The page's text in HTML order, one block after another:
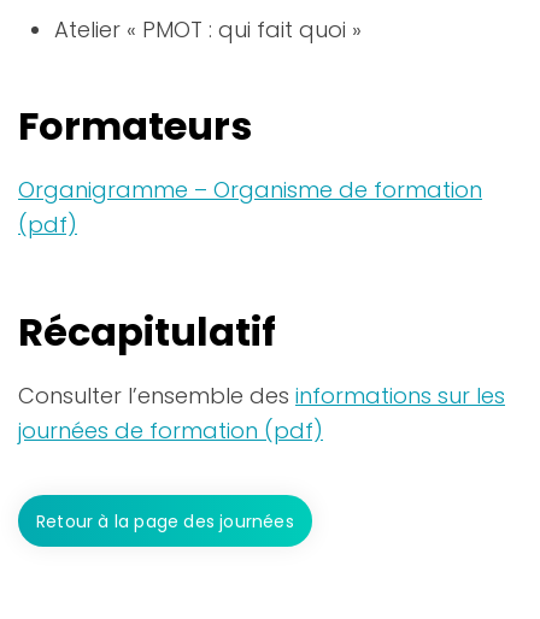
Atelier « PMOT : qui fait quoi »
Formateurs
Organigramme – Organisme de formation
(pdf)
Récapitulatif
Consulter l’ensemble des informations sur les
journées de formation (pdf)
Retour à la page des journées